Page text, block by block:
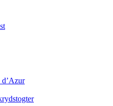
d’Azur